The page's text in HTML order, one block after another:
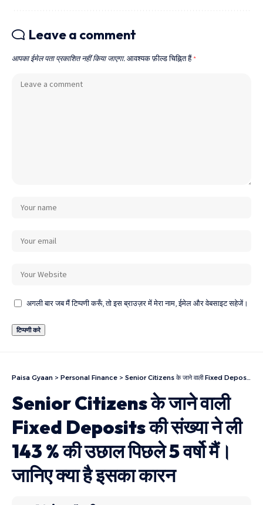
Leave a comment
आपका ईमेल पता प्रकाशित नहीं किया जाएगा. आवश्यक फ़ील्ड चिह्नित हैं *
अगली बार जब मैं टिप्पणी करूँ, तो इस ब्राउज़र में मेरा नाम, ईमेल और वेबसाइट सहेजें।
Paisa Gyaan > Personal Finance > Senior Citizens के जाने वाली Fixed Deposits की संख्या ने ली 143 % की उछाल पिछले 5 वर्षो मैं। जानिए क्या है इसका कारन
Senior Citizens के जाने वाली
Fixed Deposits की संख्या ने ली
143 % की उछाल पिछले 5 वर्षो मैं।
जानिए क्या है इसका कारन